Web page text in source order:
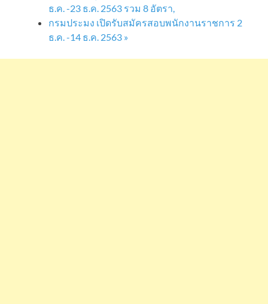
ธ.ค. -23 ธ.ค. 2563 รวม 8 อัตรา,
กรมประมง เปิดรับสมัครสอบพนักงานราชการ 2
ธ.ค. -14 ธ.ค. 2563 »